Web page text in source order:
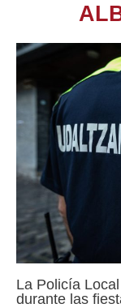
La Policía
durante las